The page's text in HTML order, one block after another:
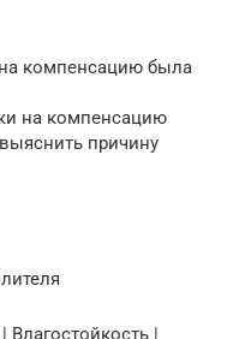
компенсацию была
на компенсацию
причину
Влагостойкость |